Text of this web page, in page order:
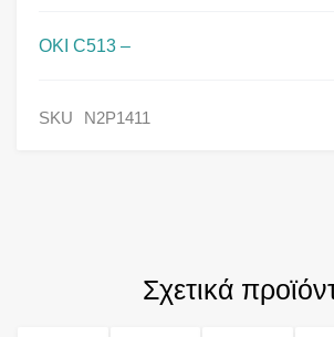
OKI C513 –
SKU N2P1411
Σχετικά